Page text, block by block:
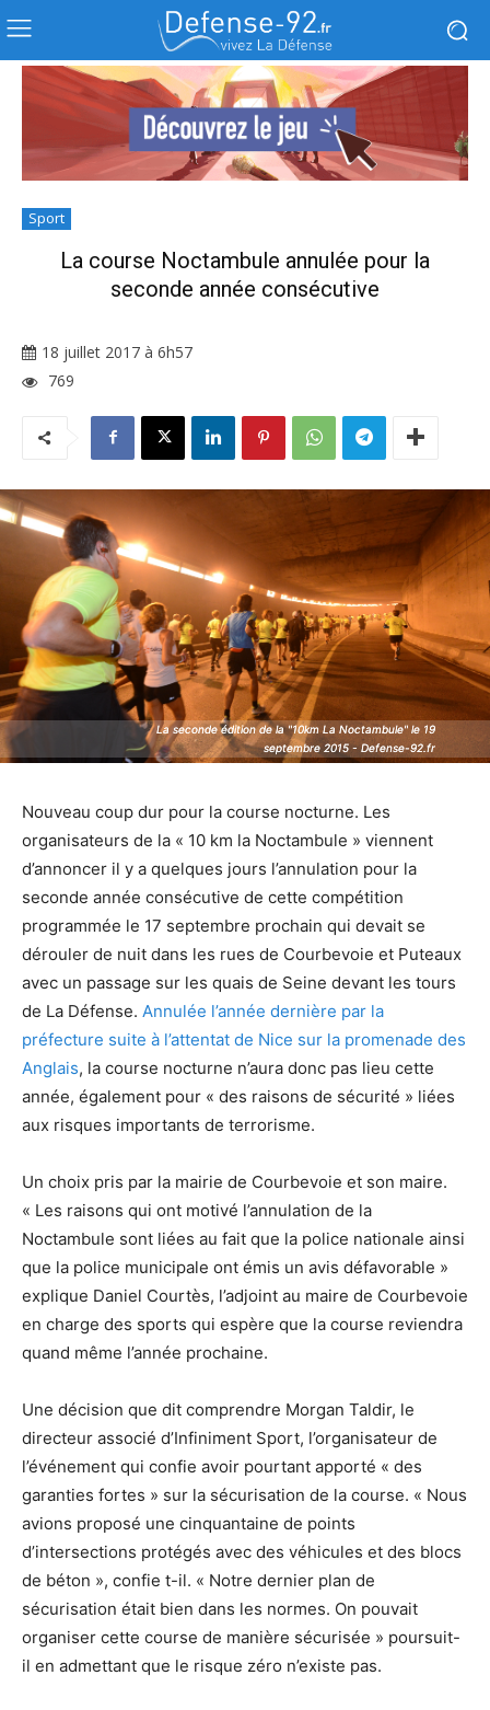
Sport
La course Noctambule annulée pour la
seconde année consécutive
18 juillet 2017 à 6h57
769
La seconde édition de la "10km La Noctambule" le 19
septembre 2015 - Defense-92.fr
La seconde édition de la "10km La Noctambule" le 19
septembre 2015 - Defense-92.fr
Nouveau coup dur pour la course nocturne. Les
organisateurs de la « 10 km la Noctambule » viennent
d’annoncer il y a quelques jours l’annulation pour la
seconde année consécutive de cette compétition
programmée le 17 septembre prochain qui devait se
dérouler de nuit dans les rues de Courbevoie et Puteaux
avec un passage sur les quais de Seine devant les tours
de La Défense. Annulée l’année dernière par la
préfecture suite à l’attentat de Nice sur la promenade des
Anglais, la course nocturne n’aura donc pas lieu cette
année, également pour « des raisons de sécurité » liées
aux risques importants de terrorisme.
Un choix pris par la mairie de Courbevoie et son maire.
« Les raisons qui ont motivé l’annulation de la
Noctambule sont liées au fait que la police nationale ainsi
que la police municipale ont émis un avis défavorable »
explique Daniel Courtès, l’adjoint au maire de Courbevoie
en charge des sports qui espère que la course reviendra
quand même l’année prochaine.
Une décision que dit comprendre Morgan Taldir, le
directeur associé d’Infiniment Sport, l’organisateur de
l’événement qui confie avoir pourtant apporté « des
garanties fortes » sur la sécurisation de la course. « Nous
avions proposé une cinquantaine de points
d’intersections protégés avec des véhicules et des blocs
de béton », confie t-il. « Notre dernier plan de
sécurisation était bien dans les normes. On pouvait
organiser cette course de manière sécurisée » poursuit-
il en admettant que le risque zéro n’existe pas.